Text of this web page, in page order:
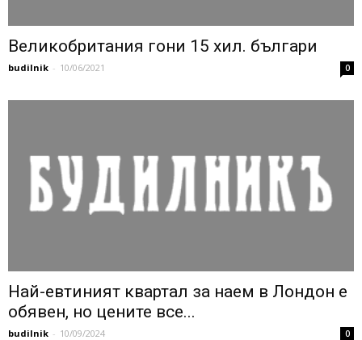
Великобритания гони 15 хил. българи
budilnik - 10/06/2021 0
Най-евтиният квартал за наем в Лондон е
обявен, но цените все...
budilnik - 10/09/2024 0